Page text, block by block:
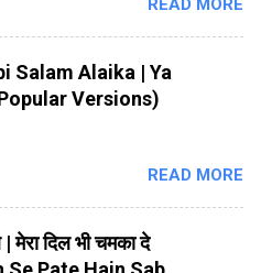
Salam Alaika | Ya
Versions)
READ MORE
दिल भी चमका दे